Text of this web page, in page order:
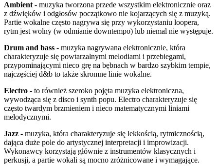
Ambient- muzyka tworzona przede wszystkim elektronicznie oraz
z dźwięków i odgłosów początkowo nie kojarzących się z muzyką.
Partie wokalne często nagrywa się przy wykorzystaniu loopera,
rytm jest wolny (w odmianie downtempo) lub niemal nie występuje.
Drum and bass - muzyka nagrywana elektronicznie, która
charakteryzuje się powtarzalnymi melodiami i przebiegami,
przypominającymi nieco grę na bębnach w bardzo szybkim tempie,
najczęściej d&b to także skromne linie wokalne.
Electro - to również szeroko pojęta muzyka elektroniczna,
wywodząca się z disco i synth popu. Electro charakteryzuje się
często twardym brzmieniem i nieco matematycznymi liniami
melodycznymi.
Jazz - muzyka, która charakteryzuje się lekkością, rytmicznością,
dająca duże pole do artystycznej interpretacji i improwizacji.
Wykonawcy korzystają głównie z instrumentów klasycznych i
perkusji, a partie wokali są mocno zróżnicowane i wymagające.